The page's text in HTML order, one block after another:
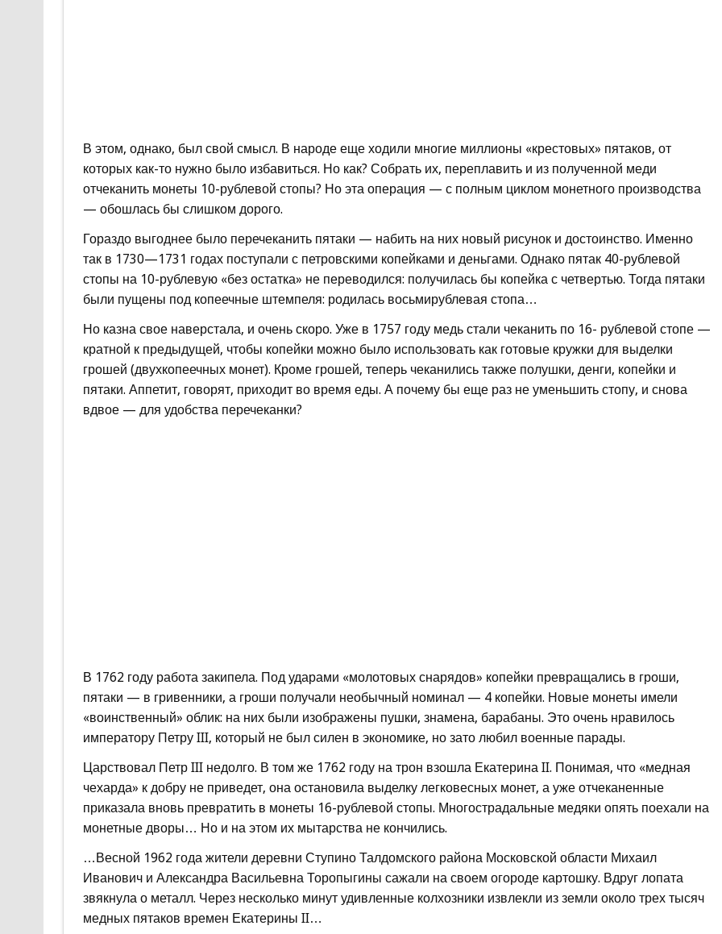
В этом, однако, был свой смысл. В народе еще ходили многие миллионы «крестовых» пятаков, от
которых как-то нужно было избавиться. Но как? Собрать их, переплавить и из полученной меди
отчеканить монеты 10-рублевой стопы? Но эта операция — с полным циклом монетного производства
— обошлась бы слишком дорого.
Гораздо выгоднее было перечеканить пятаки — набить на них новый рисунок и достоинство. Именно
так в 1730—1731 годах поступали с петровскими копейками и деньгами. Однако пятак 40-рублевой
стопы на 10-рублевую «без остатка» не переводился: получилась бы копейка с четвертью. Тогда пятаки
были пущены под копеечные штемпеля: родилась восьмирублевая стопа…
Но казна свое наверстала, и очень скоро. Уже в 1757 году медь стали чеканить по 16- рублевой стопе —
кратной к предыдущей, чтобы копейки можно было использовать как готовые кружки для выделки
грошей (двухкопеечных монет). Кроме грошей, теперь чеканились также полушки, денги, копейки и
пятаки. Аппетит, говорят, приходит во время еды. А почему бы еще раз не уменьшить стопу, и снова
вдвое — для удобства перечеканки?
В 1762 году работа закипела. Под ударами «молотовых снарядов» копейки превращались в гроши,
пятаки — в гривенники, а гроши получали необычный номинал — 4 копейки. Новые монеты имели
«воинственный» облик: на них были изображены пушки, знамена, барабаны. Это очень нравилось
императору Петру III, который не был силен в экономике, но зато любил военные парады.
Царствовал Петр III недолго. В том же 1762 году на трон взошла Екатерина II. Понимая, что «медная
чехарда» к добру не приведет, она остановила выделку легковесных монет, а уже отчеканенные
приказала вновь превратить в монеты 16-рублевой стопы. Многострадальные медяки опять поехали на
монетные дворы… Но и на этом их мытарства не кончились.
…Весной 1962 года жители деревни Ступино Талдомского района Московской области Михаил
Иванович и Александра Васильевна Торопыгины сажали на своем огороде картошку. Вдруг лопата
звякнула о металл. Через несколько минут удивленные колхозники извлекли из земли около трех тысяч
медных пятаков времен Екатерины II…